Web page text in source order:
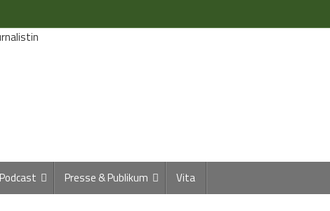
Podcast Presse & Publikum Vita